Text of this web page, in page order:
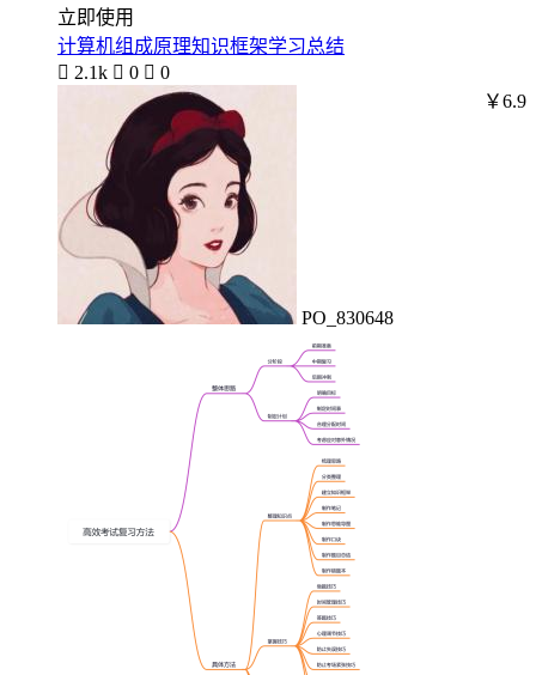
立即使用
计算机组成原理知识框架学习总结
 2.1k  0  0
PO_830648
￥6.9